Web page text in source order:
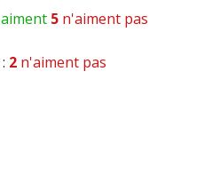
aiment 5 n'aiment pas
: 2 n'aiment pas